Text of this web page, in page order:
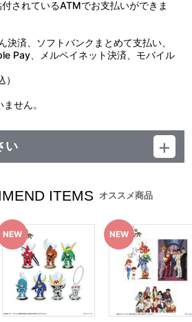
されているATMでお支払いができま
済、ソフトバンクまとめて支払い、
Pay、メルペイネット決済、モバイル
せん。
い
月28日（金）12:00 ～ 2025年12月31
旬
p-bandai.jp/sunrise-store/）
a-onstore.jp/）
や海外等で販売する場合がありま
ITEMS オススメ商品